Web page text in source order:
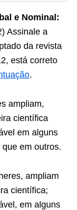
e Nominal:
Assinale a
da revista
está correto
.
ampliam,
científica
em alguns
em outros.
ampliam
científica;
em alguns